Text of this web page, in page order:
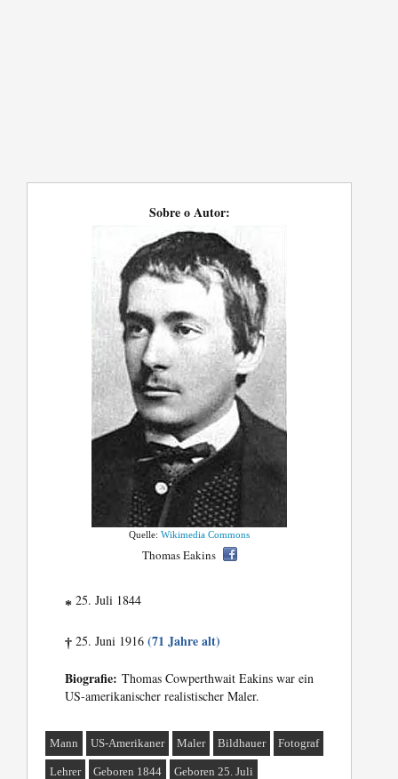
Sobre o Autor:
Quelle:Wikimedia Commons
Thomas Eakins
* 25. Juli 1844
† 25. Juni 1916(71 Jahre alt)
Biografie: Thomas Cowperthwait Eakins war ein
US-amerikanischer realistischer Maler.
Mann US-Amerikaner Maler Bildhauer Fotograf
Lehrer Geboren 1844 Geboren 25. Juli